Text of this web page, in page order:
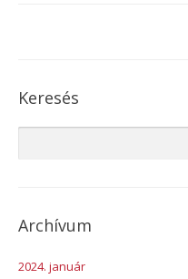
Keresés
Archívum
2024. január